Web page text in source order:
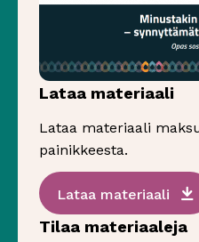
Lataa materiaali
Lataa materiaali
painikkeesta.
Lataa materiaali
Tilaa materiaaleja